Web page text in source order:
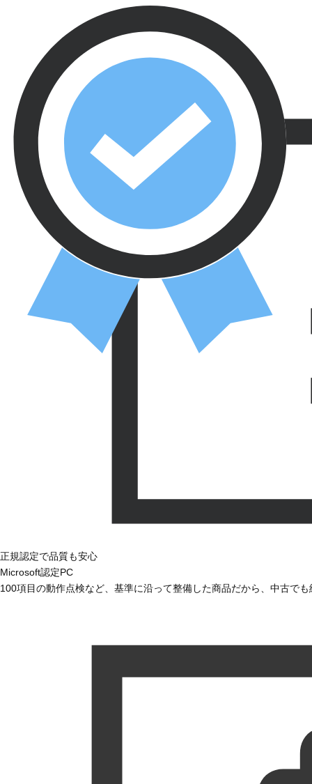
正規認定で品質も安心
Microsoft認定PC
100項目の動作点検など、基準に沿って整備した商品だから、中古で